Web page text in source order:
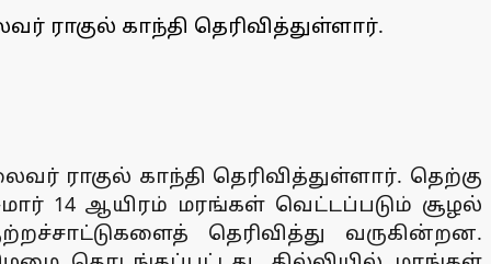
காந்தி தெரிவித்துள்ளார்.
ராகுல் காந்தி தெரிவித்துள்ளார். தெற்கு
14 ஆயிரம் மரங்கள் வெட்டப்படும் சூழல்
தெரிவித்து வருகின்றன.